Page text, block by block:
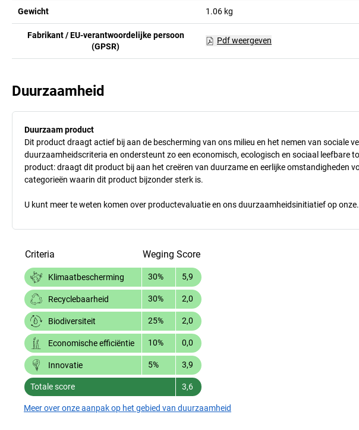
Gewicht 1.06 kg
Fabrikant / EU-verantwoordelijke persoon
(GPSR)
Pdf weergeven
Duurzaamheid
Duurzaam product
Dit product draagt actief bij aan de bescherming van ons milieu en het nemen van sociale
duurzaamheidscriteria en ondersteunt zo een economisch, ecologisch en sociaal leefbare
product: draagt dit product bij aan het creëren van duurzame en eerlijke omstandigheden
categorieën waarin dit product bijzonder sterk is.
U kunt meer te weten komen over productevaluatie en ons duurzaamheidsinitiatief op onze.
Criteria Weging Score
Klimaatbescherming 30% 5,9
Recyclebaarheid 30% 2,0
Biodiversiteit 25% 2,0
Economische efficiëntie 10% 0,0
Innovatie 5% 3,9
Totale score 3,6
Meer over onze aanpak op het gebied van duurzaamheid